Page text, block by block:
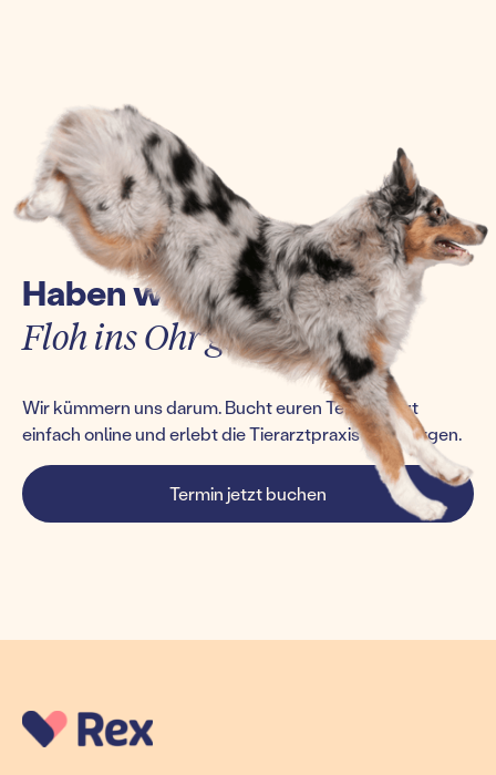
Haben wir euch einen
Floh ins Ohr gesetzt?
Wir kümmern uns darum. Bucht euren Termin jetzt
einfach online und erlebt die Tierarztpraxis von morgen.
Termin jetzt buchen